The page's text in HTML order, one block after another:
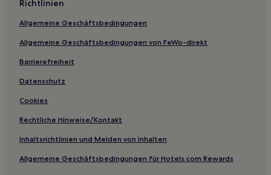
Richtlinien
Allgemeine Geschäftsbedingungen
Allgemeine Geschäftsbedingungen von FeWo-direkt
Barrierefreiheit
Datenschutz
Cookies
Rechtliche Hinweise/Kontakt
Inhaltsrichtlinien und Melden von Inhalten
Allgemeine Geschäftsbedingungen für Hotels.com Rewards